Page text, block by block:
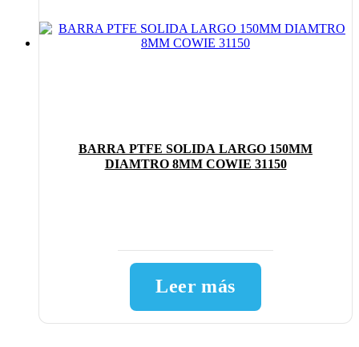
BARRA PTFE SOLIDA LARGO 150MM
DIAMTRO 8MM COWIE 31150
Leer más